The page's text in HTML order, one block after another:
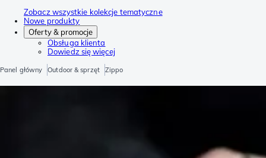
Zobacz wszystkie kolekcje tematyczne
Nowe produkty
Oferty & promocje
Obsługa klienta
Dowiedz się więcej
Panel główny Outdoor & sprzęt Zippo